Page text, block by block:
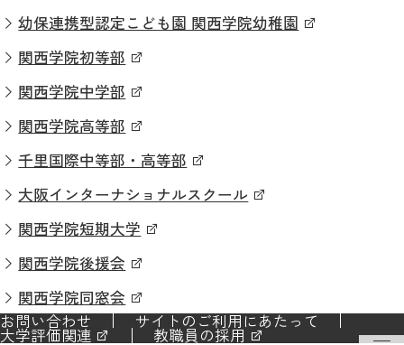
幼保連携型認定こども園 関西学院幼稚園
関西学院初等部
関西学院中学部
関西学院高等部
千里国際中等部・高等部
大阪インターナショナルスクール
関西学院短期大学
関西学院後援会
関西学院同窓会
お問い合わせ
サイトのご利用にあたって
大学評価関連 教職員の採用